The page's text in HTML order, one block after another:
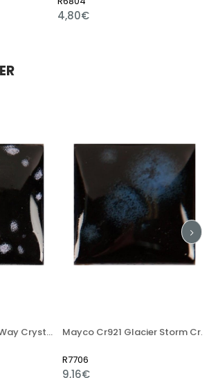
Mayco Cr919 Milky Way Crystals Glaze 118ml Mayco Cr921 Glacier Storm Crystals Glaze 118ml
R7706
9,16€